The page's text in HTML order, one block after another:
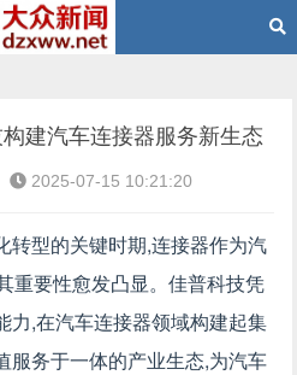
建汽车连接器服务新生态
2025-07-15 10:21:20
转型的关键时期,连接器作为汽
重要性愈发凸显。佳普科技凭
力,在汽车连接器领域构建起集
服务于一体的产业生态,为汽车